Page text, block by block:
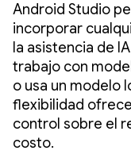
Android Studio
incorporar
la asistencia de
trabajo con
o usa un modelo
flexibilidad
control sobre el
costo.